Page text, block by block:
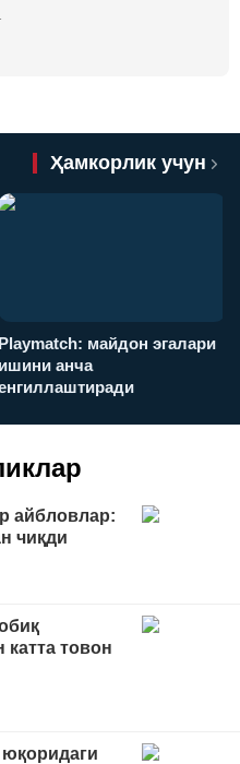
Ҳамкорлик учун
Playmatch: майдон эгалари
ишини анча
айбловлар:
чиқди
товон